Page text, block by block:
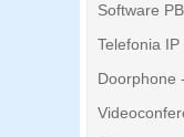
Software
Telefonia IP
Doorphone